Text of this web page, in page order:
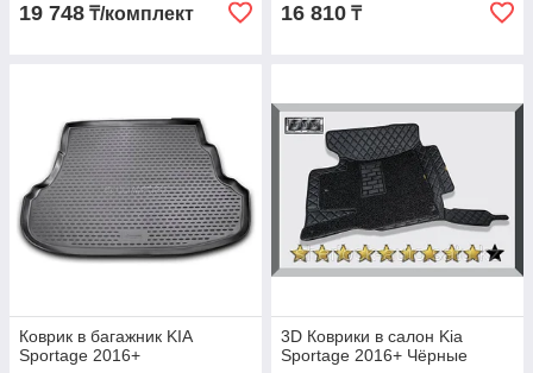
19 748 ₸/комплект 16 810 ₸
Коврик в багажник KIA
Sportage 2016+
3D Коврики в салон Kia
Sportage 2016+ Чёрные